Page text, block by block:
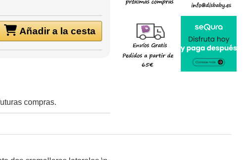
Añadir a la cesta
compras.